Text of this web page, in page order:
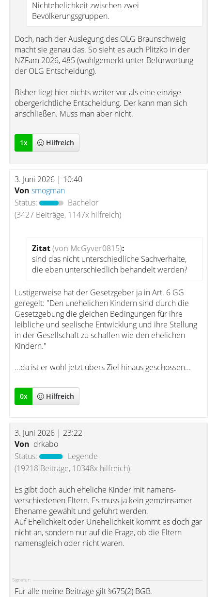
Nichtehelichkeit zwischen zwei
Bevölkerungsgruppen.
Doch, nach der Auslegung des OLG Braunschweig
macht sie genau das. So sieht es auch Plitzko in der
NZFam 2026, 485 (wohlgemerkt unter Befürwortung
der OLG Entscheidung).
Bisher liegt hier nichts weiter vor als eine einzige
obergerichtliche Entscheidung. Der kann man sich
anschließen. Muss man aber nicht.
1x Hilfreich
3. Juni 2026 | 10:40
Von smogman
Status:
Bachelor
(3427 Beiträge, 1147x hilfreich)
Zitat(von McGyver0815):
sind das nicht unterschiedliche Sachverhalte,
die eben unterschiedlich behandelt werden?
Lustigerweise hat der Gesetzgeber ja in Art. 6 GG
geregelt: "Den unehelichen Kindern sind durch die
Gesetzgebung die gleichen Bedingungen für ihre
leibliche und seelische Entwicklung und ihre Stellung
in der Gesellschaft zu schaffen wie den ehelichen
Kindern."
...da ist er wohl jetzt übers Ziel hinaus geschossen...
0x Hilfreich
3. Juni 2026 | 23:22
Von drkabo
Status:
Legende
(19218 Beiträge, 10348x hilfreich)
Es gibt doch auch eheliche Kinder mit namens-
verschiedenen Eltern. Es muss ja kein gemeinsamer
Ehename gewählt und geführt werden.
Auf Ehelichkeit oder Unehelichkeit kommt es doch gar
nicht an, sondern nur auf die Frage, ob die Eltern
namensgleich oder nicht waren.
Signatur:
Für alle meine Beiträge gilt §675(2) BGB.